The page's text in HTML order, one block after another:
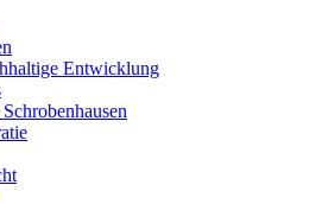
Entwicklung